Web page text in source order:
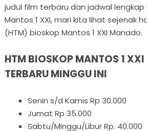
judul film terbaru dan jadwal
Mantos 1 XXI, mari kita lihat sejenak
(HTM) bioskop Mantos 1 XXI Manado.
HTM BIOSKOP MANTOS 1
TERBARU MINGGU INI
Senin s/d Kamis Rp 30.000
Jumat Rp 35.000
Sabtu/Minggu/Libur Rp. 40.000